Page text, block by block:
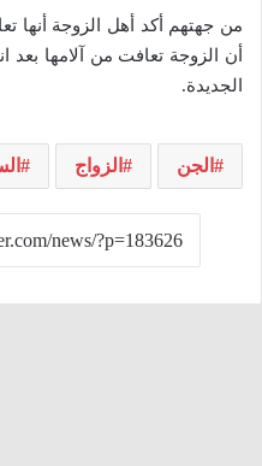
من جهتهم أكد أهل الزوجة أنها
أن الزوجة تعافت من آلامها
الجديدة.
الجن الزواج